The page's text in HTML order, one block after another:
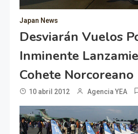
Japan News
Desviarán Vuelos
Inminente
Cohete Norcoreano
10 abril 2012 Agencia YEA